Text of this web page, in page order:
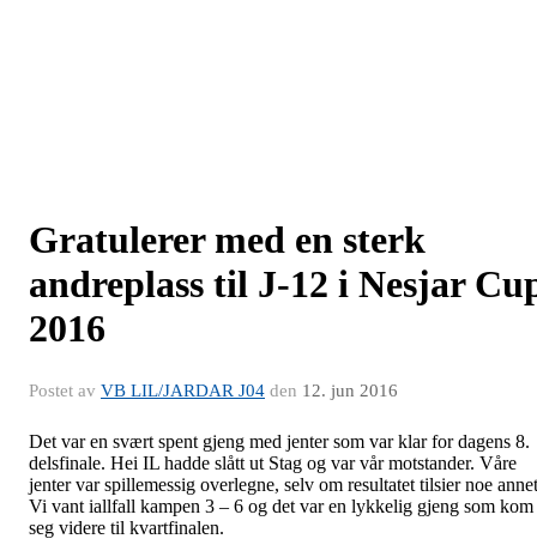
Gratulerer med en sterk
andreplass til J-12 i Nesjar
2016
Postet av VB LIL/JARDAR J04 den 12. jun 2016
Det var en svært spent gjeng med jenter som var klar for dagens 8.
delsfinale. Hei IL hadde slått ut Stag og var vår motstander. Våre
jenter var spillemessig overlegne, selv om resultatet tilsier noe
Vi vant iallfall kampen 3 – 6 og det var en lykkelig gjeng som kom
seg videre til kvartfinalen.